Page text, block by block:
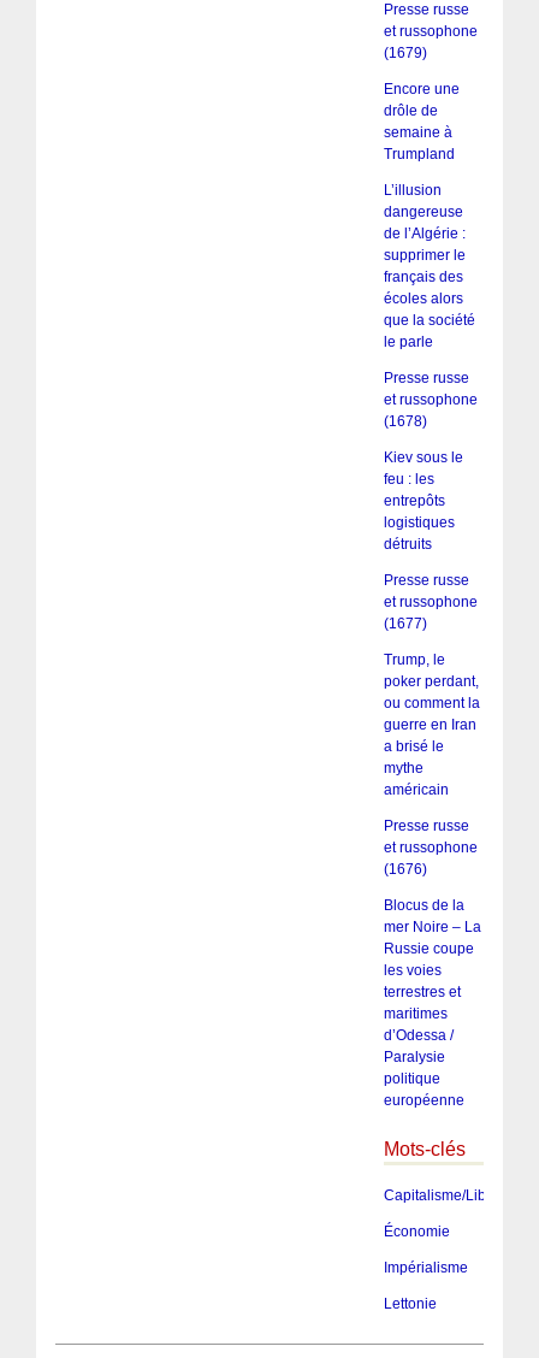
Presse russe
et russophone
(1679)
Encore une
drôle de
semaine à
Trumpland
L’illusion
dangereuse
de l’Algérie :
supprimer le
français des
écoles alors
que la société
le parle
Presse russe
et russophone
(1678)
Kiev sous le
feu : les
entrepôts
logistiques
détruits
Presse russe
et russophone
(1677)
Trump, le
poker perdant,
ou comment la
guerre en Iran
a brisé le
mythe
américain
Presse russe
et russophone
(1676)
Blocus de la
mer Noire – La
Russie coupe
les voies
terrestres et
maritimes
d’Odessa /
Paralysie
politique
européenne
Mots-clés
Capitalisme/
Économie
Impérialisme
Lettonie